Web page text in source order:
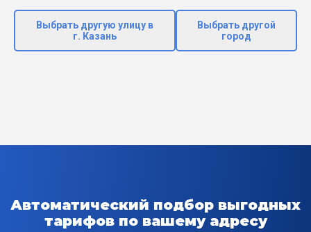
Выбрать другую улицу в
г. Казань
Выбрать другой
город
Автоматический подбор выгодных
тарифов по вашему адресу